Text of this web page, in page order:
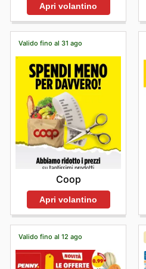
Apri volantino
Valido fino al 31 ago
Coop
Apri volantino
Valido fino al 12 ago